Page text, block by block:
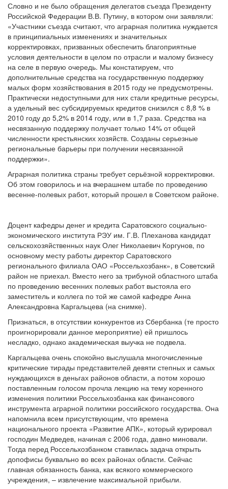
Словно и не было обращения делегатов съезда Президенту
Российской Федерации В.В. Путину, в котором они заявляли:
«Участники съезда считают, что аграрная политика нуждается
в принципиальных изменениях и значительных
корректировках, призванных обеспечить благоприятные
условия деятельности в целом по отрасли и малому бизнесу
на селе в первую очередь. Мы констатируем, что
дополнительные средства на государственную поддержку
малых форм хозяйствования в 2015 году не предусмотрены.
Практически недоступными для них стали кредитные ресурсы,
а удельный вес субсидируемых кредитов снизился с 8,8 % в
2010 году до 5,2% в 2014 году, или в 1,7 раза. Средства на
несвязанную поддержку получает только 14% от общей
численности крестьянских хозяйств. Созданы серьезные
региональные барьеры при получении несвязанной
поддержки».
Аграрная политика страны требует серьёзной корректировки.
Об этом говорилось и на вчерашнем штабе по проведению
весенне-полевых работ, который прошел в Советском районе.
Доцент кафедры денег и кредита Саратовского социально-
экономического института РЭУ им. Г.В. Плеханова кандидат
сельскохозяйственных наук Олег Николаевич Коргунов, по
основному месту работы директор Саратовского
регионального филиала ОАО «Россельхозбанк», в Советский
район не приехал. Вместо него за трибуной областного штаба
по проведению весенних полевых работ выстояла его
заместитель и коллега по той же самой кафедре Анна
Александровна Каргальцева (на снимке).
Признаться, в отсутствии конкурентов из Сбербанка (те просто
проигнорировали данное мероприятие) ей пришлось
несладко, однако академическая выучка не подвела.
Каргальцева очень спокойно выслушала многочисленные
критические тирады представителей девяти степных и самых
нуждающихся в деньгах районов области, а потом хорошо
поставленным голосом прочла лекцию на тему коренного
изменения политики Россельхозбанка как финансового
инструмента аграрной политики российского государства. Она
напомнила всем присутствующим, что времена
национального проекта «Развитие АПК», который курировал
господин Медведев, начиная с 2006 года, давно миновали.
Тогда перед Россельхозбанком ставилась задача открыть
допофисы буквально во всех районах области. Сейчас
главная обязанность банка, как всякого коммерческого
учреждения, – извлечение максимальной прибыли.